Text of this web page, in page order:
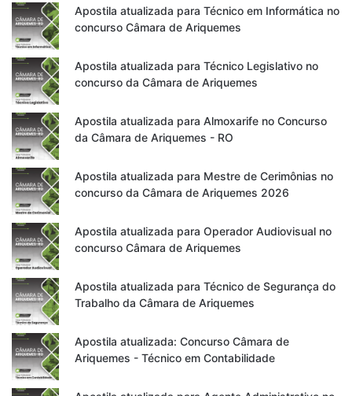
Apostila atualizada para Técnico em Informática no
concurso Câmara de Ariquemes
Apostila atualizada para Técnico Legislativo no
concurso da Câmara de Ariquemes
Apostila atualizada para Almoxarife no Concurso
da Câmara de Ariquemes - RO
Apostila atualizada para Mestre de Cerimônias no
concurso da Câmara de Ariquemes 2026
Apostila atualizada para Operador Audiovisual no
concurso Câmara de Ariquemes
Apostila atualizada para Técnico de Segurança do
Trabalho da Câmara de Ariquemes
Apostila atualizada: Concurso Câmara de
Ariquemes - Técnico em Contabilidade